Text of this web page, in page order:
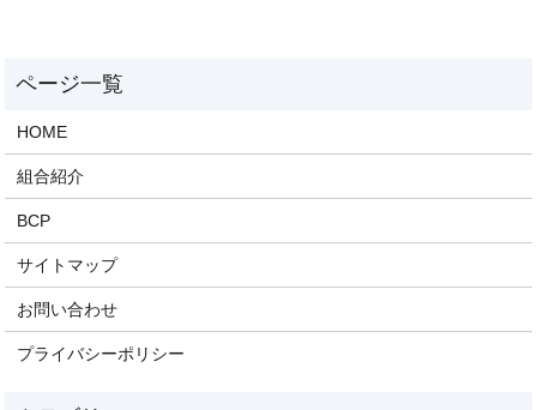
HOME
組合紹介
BCP
サイトマップ
お問い合わせ
プライバシーポリシー